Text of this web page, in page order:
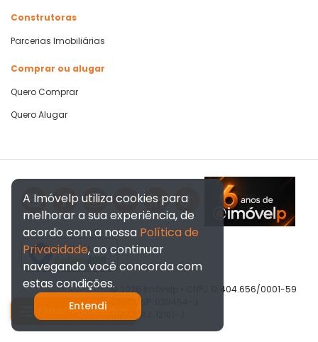
Filtrar resultados
Construtoras
Parcerias Imobiliárias
Comprar ou alugar
Quero Comprar
Quero Alugar
Verificada por
© 2026 Imóvelp • CNPJ 12.404.656/0001-59
CRECI/SP: 039454-J
CRECI/RJ: 12161-J
A Imóvelp utiliza cookies para
melhorar a sua experiência, de
acordo com a nossa Política de
Privacidade, ao continuar
navegando você concorda com
estas condições.
Entendi